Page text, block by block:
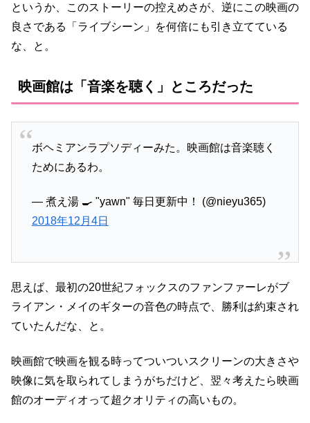
というか、このストーリーの控えめさが、逆にこの映画の
良さである「ライブシーン」を何倍にも引き立てている
な、と。
映画館は「音楽を聴く」ところだった
ボヘミアンラプソディーみた。映画館は音楽聴く
ためにあるわ。
— 煮え湯 🍳 "yawn" 毎日更新中！ (@nieyu365)
2018年12月4日
思えば、最初の20世紀フォックスのファンファーレがブ
ライアン・メイのギターの音色の時点で、勝利は約束され
ていたんだな、と。
映画館で映画を観る時ってついついスクリーンの大きさや
映像に気を取られてしまうがちだけど、翌々考えたら映画
館のオーディオって超クオリティの高いもの。